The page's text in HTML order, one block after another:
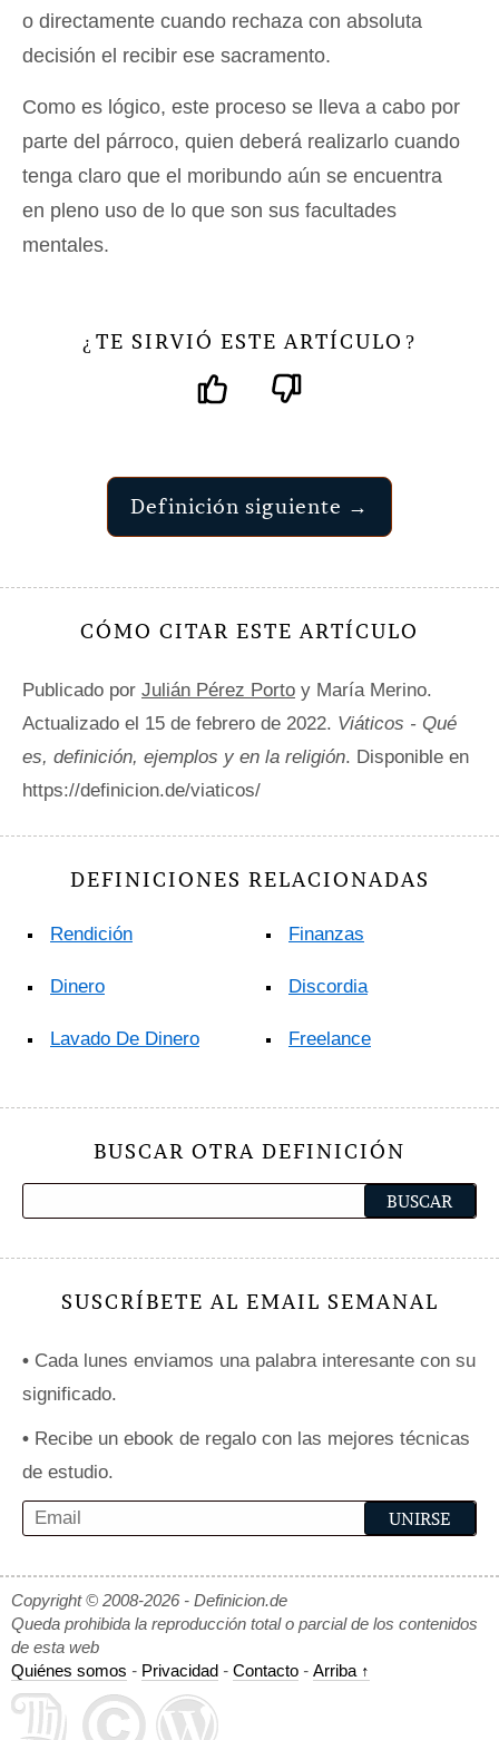
o directamente cuando rechaza con absoluta
decisión el recibir ese sacramento.
Como es lógico, este proceso se lleva a cabo por
parte del párroco, quien deberá realizarlo cuando
tenga claro que el moribundo aún se encuentra
en pleno uso de lo que son sus facultades
mentales.
¿ TE SIRVIÓ ESTE ARTÍCULO ?
Definición siguiente →
CÓMO CITAR ESTE ARTÍCULO
Publicado por Julián Pérez Porto y María Merino.
Actualizado el 15 de febrero de 2022. Viáticos - Qué
es, definición, ejemplos y en la religión. Disponible en
https://definicion.de/viaticos/
DEFINICIONES RELACIONADAS
Rendición
Dinero
Lavado De Dinero
Finanzas
Discordia
Freelance
BUSCAR OTRA DEFINICIÓN
SUSCRÍBETE AL EMAIL SEMANAL
• Cada lunes enviamos una palabra interesante con su
significado.
• Recibe un ebook de regalo con las mejores técnicas
de estudio.
Copyright © 2008-2026 - Definicion.de
Queda prohibida la reproducción total o parcial de los contenidos
de esta web
Quiénes somos - Privacidad - Contacto - Arriba ↑